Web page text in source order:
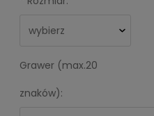
Grawer (max.20
znaków):